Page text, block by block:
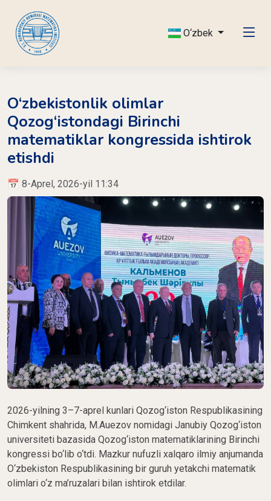
O‘zbek
O‘zbekistonlik olimlar
Qozog‘istondagi Birinchi
matematiklar kongressida ishtirok
etishdi
📅 8-Aprel, 2026-yil 11:34
2026-yilning 3–7-aprel kunlari Qozog‘iston Respublikasining
Chimkent shahrida, M.Auezov nomidagi Janubiy Qozog‘iston
universiteti bazasida Qozog‘iston matematiklarining Birinchi
kongressi bo‘lib o‘tdi. Mazkur nufuzli xalqaro ilmiy anjumanda
O‘zbekiston Respublikasining bir guruh yetakchi matematik
olimlari o‘z ma’ruzalari bilan ishtirok etdilar.